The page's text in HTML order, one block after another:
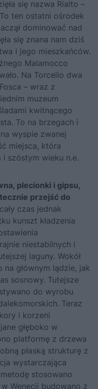
się nazwa Rialto –
ten ostatni ośrodek
dominować nad
się znana nam dziś
i jego mieszkańców.
Malamocco
Na Torcello dwa
– wraz z
muzeum
kwitnącego
To na brzegach i
wyspie zwanej
miejsca, która
i szóstym wieku n.e.
plecionki i gipsu,
przejść do
cały czas jednak
kunszt kładzenia
niestabilnych i
laguny. Wokół
głównym lądzie, jak
sosnowy. Tutejsze
do wyrobu
Teraz
i korzeni
głęboko w
platformę z drzewa
płaską strukturę z
wystarczająca
stosowano
Wenecji budowano z